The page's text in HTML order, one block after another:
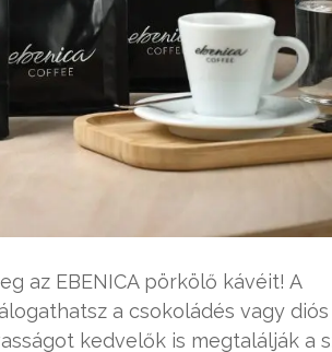
az EBENICA pörkölő kávéit! A
a csokoládés vagy
kedvelők is megtalálják a